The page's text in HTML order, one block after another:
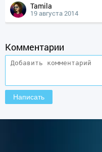
Tamila
19 августа 2014
Комментарии